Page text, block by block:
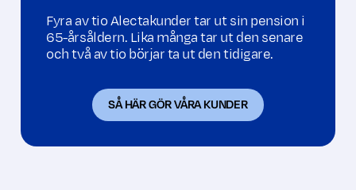
Fyra av tio Alectakunder tar ut sin pension i
65-årsåldern. Lika många tar ut den senare
och två av tio börjar ta ut den tidigare.
SÅ HÄR GÖR VÅRA KUNDER